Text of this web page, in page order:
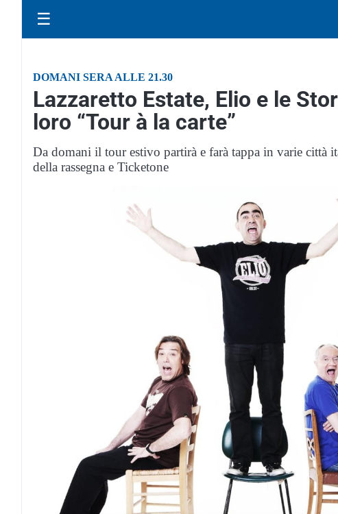
☰
DOMANI SERA ALLE 21.30
Lazzaretto Estate, Elio e le
loro “Tour à la carte”
Da domani il tour estivo partirà e farà tappa in varie
della rassegna e Ticketone